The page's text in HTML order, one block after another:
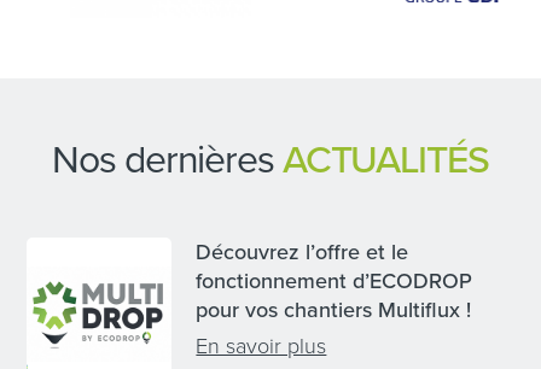
Nos dernièresACTUALITÉS
Découvrez l’offre et le
fonctionnement d’ECODROP
pour vos chantiers Multiflux !
En savoir plus